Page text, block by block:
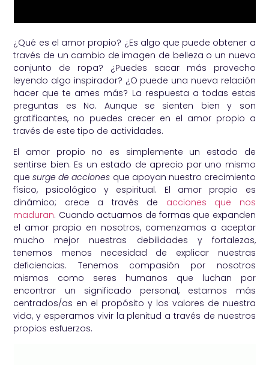
¿Qué es el amor propio? ¿Es algo que puede obtener a
través de un cambio de imagen de belleza o un nuevo
conjunto de ropa? ¿Puedes sacar más provecho
leyendo algo inspirador? ¿O puede una nueva relación
hacer que te ames más? La respuesta a todas estas
preguntas es No. Aunque se sienten bien y son
gratificantes, no puedes crecer en el amor propio a
través de este tipo de actividades.
El amor propio no es simplemente un estado de
sentirse bien. Es un estado de aprecio por uno mismo
quesurge de acciones que apoyan nuestro crecimiento
físico, psicológico y espiritual. El amor propio es
dinámico; crece a través de acciones que nos
maduran. Cuando actuamos de formas que expanden
el amor propio en nosotros, comenzamos a aceptar
mucho mejor nuestras debilidades y fortalezas,
tenemos menos necesidad de explicar nuestras
deficiencias. Tenemos compasión por nosotros
mismos como seres humanos que luchan por
encontrar un significado personal, estamos más
centrados/as en el propósito y los valores de nuestra
vida, y esperamos vivir la plenitud a través de nuestros
propios esfuerzos.